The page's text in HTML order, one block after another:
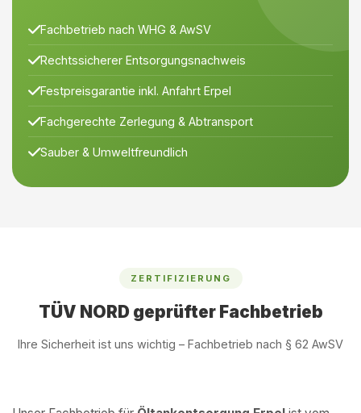
Fachbetrieb nach WHG & AwSV
Rechtssicherer Entsorgungsnachweis
Festpreisgarantie inkl. Anfahrt Erpel
Fachgerechte Zerlegung & Abtransport
Sauber & Umweltfreundlich
ZERTIFIZIERUNG
TÜV NORD geprüfter Fachbetrieb
Ihre Sicherheit ist uns wichtig – Fachbetrieb nach § 62 AwSV